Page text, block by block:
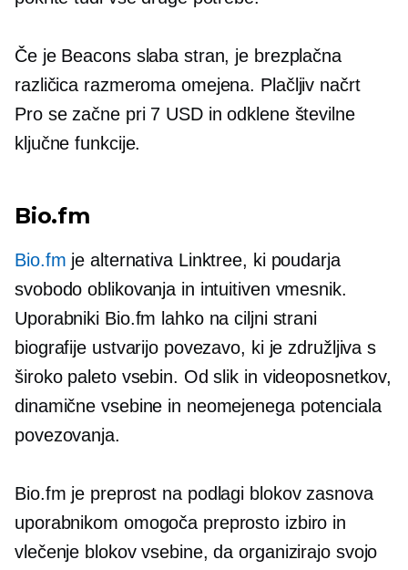
Če je Beacons slaba stran, je brezplačna
različica razmeroma omejena. Plačljiv načrt
Pro se začne pri 7 USD in odklene številne
ključne funkcije.
Bio.fm
Bio.fm je alternativa Linktree, ki poudarja
svobodo oblikovanja in intuitiven vmesnik.
Uporabniki Bio.fm lahko na ciljni strani
biografije ustvarijo povezavo, ki je združljiva s
široko paleto vsebin. Od slik in videoposnetkov,
dinamične vsebine in neomejenega potenciala
povezovanja.
Bio.fm je preprost na podlagi blokovzasnova
uporabnikom omogoča preprosto izbiro in
vlečenje blokov vsebine, da organizirajo svojo